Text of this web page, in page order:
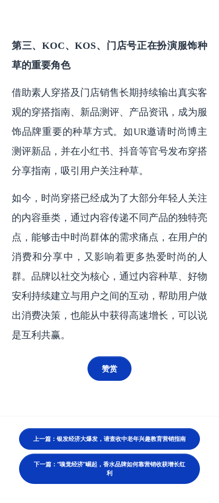
第三、KOC、KOS、门店号正在扮演服饰种
草的重要角色
借助素人穿搭及门店销售长期持续输出真实客
观的穿搭指南、新品测评、产品资讯，成为服
饰品牌重要的种草方式。如UR邀请时尚博主
测评新品，并在小红书、抖音等官号发布穿搭
分享指南，吸引用户关注种草。
如今，时尚穿搭已经成为了大部分年轻人关注
的内容垂类，通过内容传递不同产品的独特亮
点，能够击中时尚群体的需求痛点，在用户的
消费和分享中，又影响着更多热爱时尚的人
群。品牌以社交为核心，通过内容种草、好物
安利持续建立与用户之间的互动，帮助用户做
出消费决策，也能从中获得高速增长，可以说
是互利共赢。
赞赏
上一篇：银发经济大爆发，请查收中老年兴趣教育营销指南
下一篇：“嗅觉经济”崛起，香水品牌如何靠营销收获增长红
利